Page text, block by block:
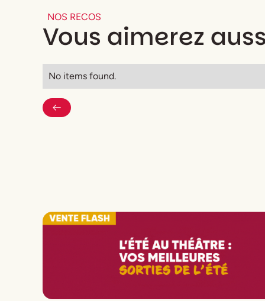
Collaboration artistique
David
NOS RECOS
Vous aimerez
No items found.